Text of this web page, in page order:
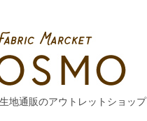
地通販のアウトレットショップ